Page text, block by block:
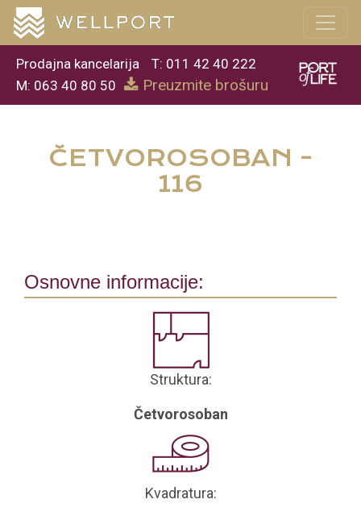
Prodajna kancelarija
T: 011 42 40 222
M: 063 40 80 50
Preuzmite brošuru
ČETVOROSOBAN -
116
Osnovne informacije:
Struktura:
Četvorosoban
Kvadratura: